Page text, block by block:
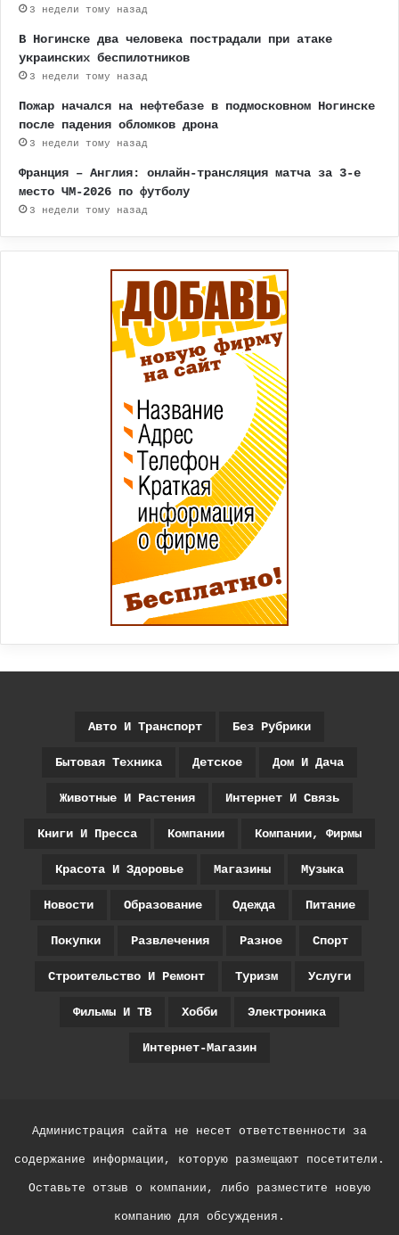
3 недели тому назад
В Ногинске два человека пострадали при атаке
украинских беспилотников
3 недели тому назад
Пожар начался на нефтебазе в подмосковном Ногинске
после падения обломков дрона
3 недели тому назад
Франция – Англия: онлайн-трансляция матча за 3-е
место ЧМ-2026 по футболу
3 недели тому назад
Авто И Транспорт Без Рубрики
Бытовая Техника Детское Дом И Дача
Животные И Растения Интернет И Связь
Книги И Пресса Компании Компании, Фирмы
Красота И Здоровье Магазины Музыка
Новости Образование Одежда Питание
Покупки Развлечения Разное Спорт
Строительство И Ремонт Туризм Услуги
Фильмы И ТВ Хобби Электроника
Интернет-Магазин
Администрация сайта не несет ответственности за
содержание информации, которую размещают посетители.
Оставьте отзыв о компании, либо разместите новую
компанию для обсуждения.